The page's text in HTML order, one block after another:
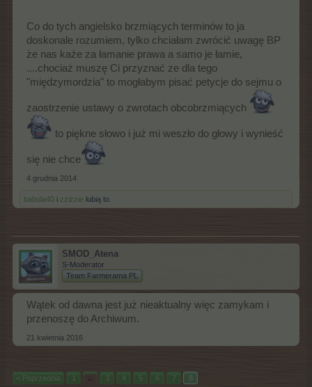
swojemu o "puszowaniu" konta) - ale to jest wąski termin z
dziedziny, w której na ogół wszyscy wiedzą, o co chodzi, jak się
już grywa w wieloosobowe gry online, to trudno tego nie
Co do układu "rodzinnego" typu mama-córka (albo dowolnego
innego układu tego typu), gdzie obydwie (czy wszystkie) farmy
jakoś tam się rozwijają, to nazwanie tego "pushingiem" jest - jak
już gdzieś pisałam - poważną nadinterpretacją. I pisałam też już,
że moim zdaniem ludzie powinni zwrócić się do centrali o
weryfikację pogromu oraz o jasną wykładnię, co jest, a co nie
jest tolerowane w grze.
A co do multikont i statystyk... no właśnie, jest to sprawa co
najmniej dwuznaczna
Co do tych angielsko brzmiących terminów to ja
doskonale rozumiem, tylko chciałam zwrócić uwagę BP
że nas każe za łamanie prawa a samo je łamie,
....chociaż muszę Ci przyznać ze dla tego
"międzymordzia" to mogłabym pisać petycje do sejmu o
zaostrzenie ustawy o zwrotach obcobrzmiących
to piękne słowo i już mi weszło do głowy i wynieść
się nie chce
4 grudnia 2014
babula40 i zzizzie lubią to.
SMOD_Atena
S-Moderator
Team Farmerama PL
Wątek od dawna jest już nieaktualny więc zamykam i
przenoszę do Archiwum.
21 kwietnia 2016
< Poprzednia 1 ← 3 4 5 6 7 8